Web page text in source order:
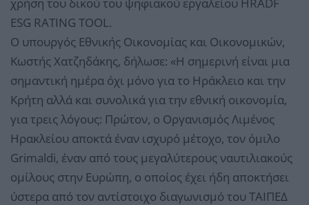
ESG RATING TOOL.
Ο υπουργός Εθνικής Οικονομίας και Οικονομικών,
Κωστής Χατζηδάκης, δήλωσε: «Η σημερινή είναι μια
σημαντική ημέρα όχι μόνο για το Ηράκλειο και την
Κρήτη αλλά και συνολικά για την εθνική οικονομία,
για τρεις λόγους: Πρώτον, ο Οργανισμός Λιμένος
Ηρακλείου αποκτά έναν ισχυρό μέτοχο, τον όμιλο
Grimaldi, έναν από τους μεγαλύτερους ναυτιλιακούς
ομίλους στην Ευρώπη, ο οποίος έχει ήδη αποκτήσει
ύστερα από τον αντίστοιχο διαγωνισμό του ΤΑΙΠΕΔ